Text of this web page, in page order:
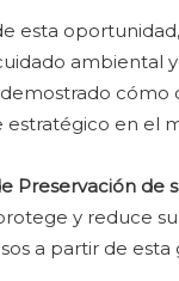
esta
ambiental
en el
Preservación de
y reduce
a partir de esta